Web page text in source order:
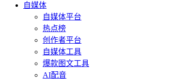
自媒体
自媒体平台
热点榜
创作者平台
自媒体工具
爆款图文工具
AI配音